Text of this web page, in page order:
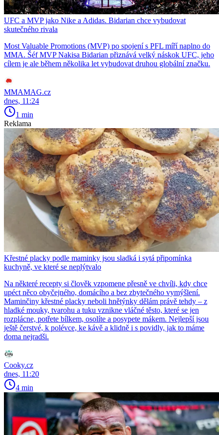
UFC a MVP jako Nike a Adidas. Bidarian chce vybudovat
skutečného rivala
Most Valuable Promotions (MVP) po spojení s PFL míří naplno do
MMA. Šéf MVP Nakisa Bidarian přiznává velký náskok UFC, jeho
cílem je ale během několika let vybudovat druhou globální značku.
MMAMAG.cz
dnes, 11:24
1 min
Reklama
Křestné placky podle maminky jsou sladká i sytá připomínka
kuchyně, ve které se neplýtvalo
Na některé recepty si člověk vzpomene přesně ve chvíli, kdy chce
upéct něco obyčejného, domácího a bez zbytečného vymýšlení.
Maminčiny křestné placky neboli hnětýnky dělám právě tehdy – z
hladké mouky, tvarohu a tuku vznikne vláčné těsto, které se jen
rozplácne, potřete bílkem, osolíte a posypete mákem. Nejlepší jsou
ještě čerstvé, k polévce, ke kávě a klidně i s povidly, jak to máme
doma nejradši.
Cooky.cz
dnes, 11:20
4 min